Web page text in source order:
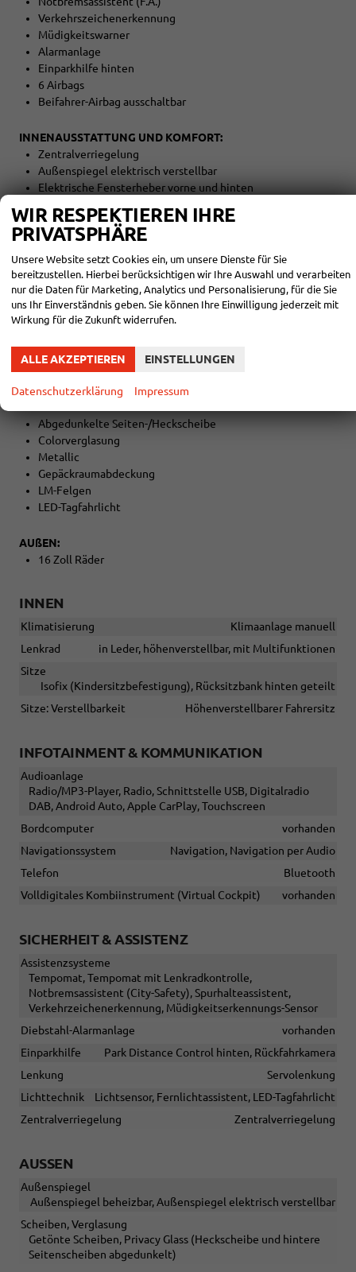
Verkehrszeichenerkennung
Müdigkeitswarner
Alarmanlage
Einparkhilfe hinten
6 Airbags
Beifahrer-Airbag ausschaltbar
INNENAUSSTATTUNG UND KOMFORT:
Zentralverriegelung
Außenspiegel elektrisch verstellbar
Elektrische Fensterheber vorne und hinten
Fahrersitz höhenverstellbar
Armlehnen vorne
Kindersitzvorbereitung (ISOFIX)
Rücksitzbank teilbar
5 Kopfstützen
Lederschalthebel
Multifunktionslenkrad
Lenkrad höhenverstellbar
Klimaanlage
Abgedunkelte Seiten-/Heckscheibe
Colorverglasung
Metallic
Gepäckraumabdeckung
LM-Felgen
LED-Tagfahrlicht
AUßEN:
16 Zoll Räder
INNEN
Klimatisierung
Klimaanlage manuell
Lenkrad
in Leder, höhenverstellbar, mit Multifunktionen
Sitze
Isofix (Kindersitzbefestigung), Rücksitzbank hinten geteilt
Sitze: Verstellbarkeit
Höhenverstellbarer Fahrersitz
INFOTAINMENT & KOMMUNIKATION
Audioanlage
Radio/MP3-Player, Radio, Schnittstelle USB, Digitalradio
DAB, Android Auto, Apple CarPlay, Touchscreen
Bordcomputer
vorhanden
Navigationssystem
Navigation, Navigation per Audio
Telefon
Bluetooth
Volldigitales Kombiinstrument (Virtual Cockpit)
vorhanden
SICHERHEIT & ASSISTENZ
Assistenzsysteme
Tempomat, Tempomat mit Lenkradkontrolle,
Notbremsassistent (City-Safety), Spurhalteassistent,
Verkehrzeichenerkennung, Müdigkeitserkennungs-Sensor
Diebstahl-Alarmanlage
vorhanden
Einparkhilfe
Park Distance Control hinten, Rückfahrkamera
Lenkung
Servolenkung
Lichttechnik
Lichtsensor, Fernlichtassistent, LED-Tagfahrlicht
Zentralverriegelung
Zentralverriegelung
AUSSEN
Außenspiegel
Außenspiegel beheizbar, Außenspiegel elektrisch verstellbar
Scheiben, Verglasung
Getönte Scheiben, Privacy Glass (Heckscheibe und hintere
Seitenscheiben abgedunkelt)
WIR RESPEKTIEREN IHRE
PRIVATSPHÄRE
Unsere Website setzt Cookies ein, um unsere Dienste für Sie
bereitzustellen. Hierbei berücksichtigen wir Ihre Auswahl und verarbeiten
nur die Daten für Marketing, Analytics und Personalisierung, für die Sie
uns Ihr Einverständnis geben. Sie können Ihre Einwilligung jederzeit mit
Wirkung für die Zukunft widerrufen.
ALLE AKZEPTIEREN EINSTELLUNGEN
Datenschutzerklärung Impressum